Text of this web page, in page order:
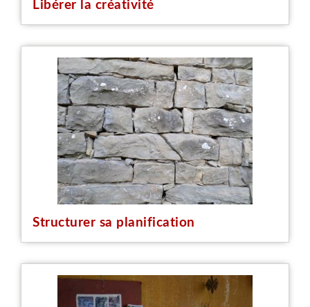
Libérer la créativité
Structurer sa planification